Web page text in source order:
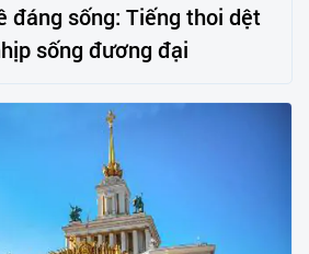
đáng sống: Tiếng thoi dệt
sống đương đại